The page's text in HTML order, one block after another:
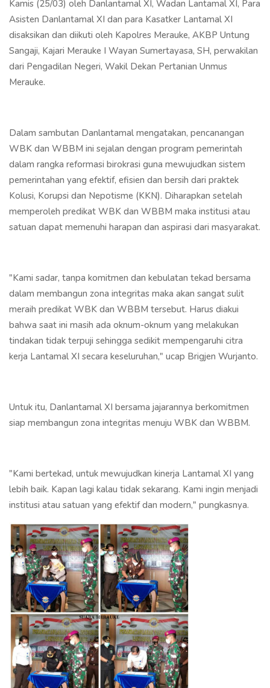
Kamis (25/03) oleh Danlantamal XI, Wadan Lantamal XI, Para
Asisten Danlantamal XI dan para Kasatker Lantamal XI
disaksikan dan diikuti oleh Kapolres Merauke, AKBP Untung
Sangaji, Kajari Merauke I Wayan Sumertayasa, SH, perwakilan
dari Pengadilan Negeri, Wakil Dekan Pertanian Unmus
Merauke.
Dalam sambutan Danlantamal mengatakan, pencanangan
WBK dan WBBM ini sejalan dengan program pemerintah
dalam rangka reformasi birokrasi guna mewujudkan sistem
pemerintahan yang efektif, efisien dan bersih dari praktek
Kolusi, Korupsi dan Nepotisme (KKN). Diharapkan setelah
memperoleh predikat WBK dan WBBM maka institusi atau
satuan dapat memenuhi harapan dan aspirasi dari masyarakat.
"Kami sadar, tanpa komitmen dan kebulatan tekad bersama
dalam membangun zona integritas maka akan sangat sulit
meraih predikat WBK dan WBBM tersebut. Harus diakui
bahwa saat ini masih ada oknum-oknum yang melakukan
tindakan tidak terpuji sehingga sedikit mempengaruhi citra
kerja Lantamal XI secara keseluruhan," ucap Brigjen Wurjanto.
Untuk itu, Danlantamal XI bersama jajarannya berkomitmen
siap membangun zona integritas menuju WBK dan WBBM.
"Kami bertekad, untuk mewujudkan kinerja Lantamal XI yang
lebih baik. Kapan lagi kalau tidak sekarang. Kami ingin menjadi
institusi atau satuan yang efektif dan modern," pungkasnya.